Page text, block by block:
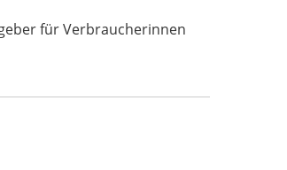
für Verbraucherinnen